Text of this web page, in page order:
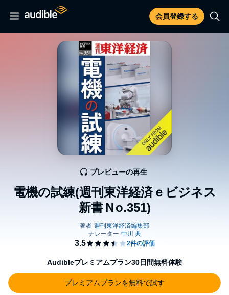
会員登録する
電機の試練(週刊東洋経済ｅビジネス
新書Ｎo.351)
プレビューの再生
Audibleプレミアムプラン30日間無料体験
プレミアムプランを無料で試す